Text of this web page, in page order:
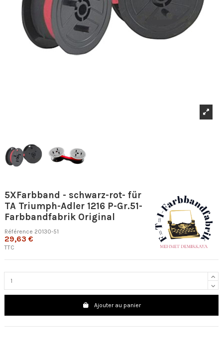
5XFarbband - schwarz-rot- für
TA Triumph-Adler 1216 P-Gr.51-
Farbbandfabrik Original
Référence 20130-51
29,63 €
TTC
Ajouter au panier